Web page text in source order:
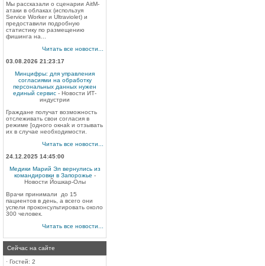
Мы рассказали о сценарии AitM-
атаки в облаках (используя
Service Worker и Ultraviolet) и
предоставили подробную
статистику по размещению
фишинга на...
Читать все новости...
03.08.2026 21:23:17
Минцифры: для управления
согласиями на обработку
персональных данных нужен
единый сервис - Новости ИТ-
индустрии
Граждане получат возможность
отслеживать свои согласия в
режиме [одного окнаk и отзывать
их в случае необходимости.
Читать все новости...
24.12.2025 14:45:00
Медики Марий Эл вернулись из
командировки в Запорожье -
Новости Йошкар-Олы
Врачи принимали до 15
пациентов в день, а всего они
успели проконсультировать около
300 человек.
Читать все новости...
Сейчас на сайте
· Гостей: 2